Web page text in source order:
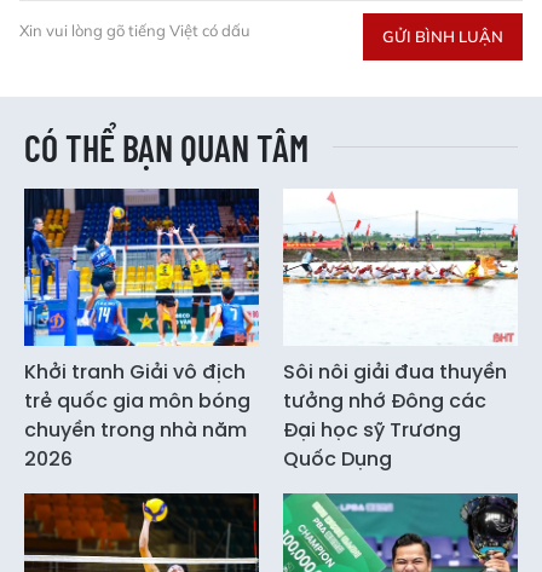
Xin vui lòng gõ tiếng Việt có dấu GỬI BÌNH LUẬN
CÓ THỂ BẠN QUAN TÂM
Khởi tranh Giải vô địch
trẻ quốc gia môn bóng
chuyền trong nhà năm
2026
Sôi nôi giải đua thuyền
tưởng nhớ Đông các
Đại học sỹ Trương
Quốc Dụng